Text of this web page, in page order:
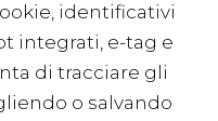
identificativi
integrati, e-tag e
di tracciare gli
o salvando